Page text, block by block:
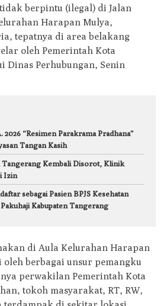
berpintu (ilegal) di Jalan
Harapan Mulya,
tepatnya di area belakang
oleh Pemerintah Kota
Dinas Perhubungan, Senin
2026 “Resimen Parakrama Pradhana”
Tangan Kasih
Tangerang Kembali Disorot, Klinik
Izin
sebagai Pasien BPJS Kesehatan
Kabupaten Tangerang
di Aula Kelurahan Harapan
berbagai unsur pemangku
perwakilan Pemerintah Kota
tokoh masyarakat, RT, RW,